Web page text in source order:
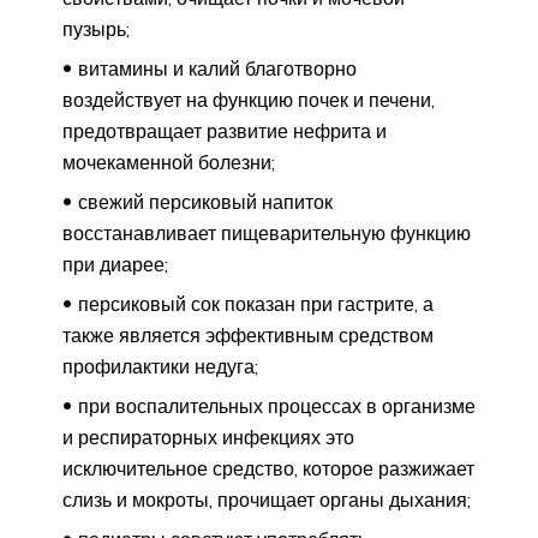
пузырь;
витамины и калий благотворно
воздействует на функцию почек и печени,
предотвращает развитие нефрита и
мочекаменной болезни;
свежий персиковый напиток
восстанавливает пищеварительную функцию
при диарее;
персиковый сок показан при гастрите, а
также является эффективным средством
профилактики недуга;
при воспалительных процессах в организме
и респираторных инфекциях это
исключительное средство, которое разжижает
слизь и мокроты, прочищает органы дыхания;